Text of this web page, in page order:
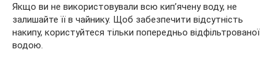
Якщо ви не використовували всю кип’ячену воду, не
залишайте її в чайнику. Щоб забезпечити відсутність
накипу, користуйтеся тільки попередньо відфільтрованої
водою.